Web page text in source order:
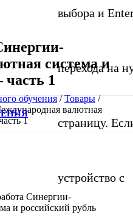
выбора и
перехода на
страницу.
устройство с
система и
1
обучения /Товары /
валютная
1
Синергии-
и российский рубль